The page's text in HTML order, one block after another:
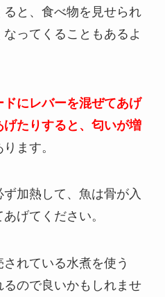
と、食べ物を見せられ
ってくることもあるよ
ドにレバーを混ぜてあげ
たりすると、 匂いが増
ります。
加熱して、魚は骨が入
げてください。
れている水煮を使う
ので良いかもしれませ